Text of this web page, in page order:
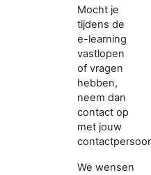
Mocht je
tijdens de
e-learning
vastlopen
of vragen
hebben,
neem dan
contact op
met jouw
We wensen